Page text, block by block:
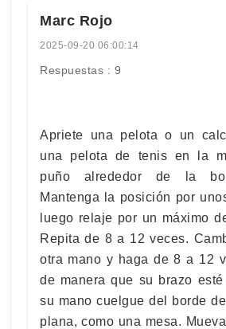
Marc Rojo
2025-09-20 06:00:14
Respuestas : 9
Apriete una pelota o un
una pelota de tenis en la
puño alrededor de la
Mantenga la posición por
luego relaje por un máximo
Repita de 8 a 12 veces.
otra mano y haga de 8 a 12
de manera que su brazo
su mano cuelgue del borde
plana, como una mesa.